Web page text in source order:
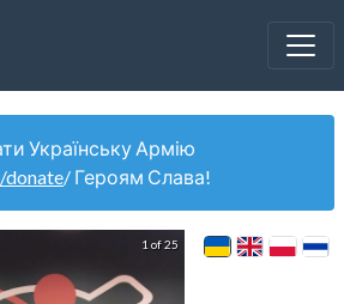
Українську Армію
donate/ Героям Слава!
1 of 25